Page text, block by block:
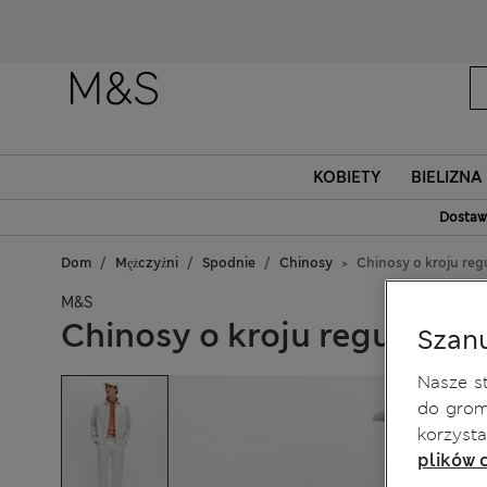
KOBIETY
Dom Mężczyźni Spodnie Chinosy Chinosy o kroju
M&S
Chinosy o kroju regular
Nasze
do
plików